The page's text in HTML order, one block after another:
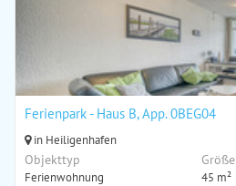
Ferienpark - Haus B, App. 0BEG04
in Heiligenhafen
Objekttyp
Ferienwohnung
Größe
45 m²